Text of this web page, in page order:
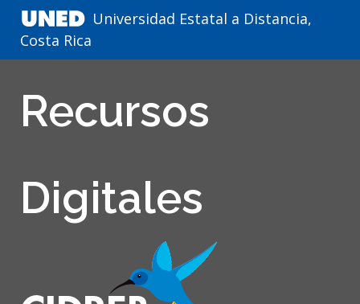
Universidad Estatal a Distancia,
Costa Rica
Recursos
Digitales